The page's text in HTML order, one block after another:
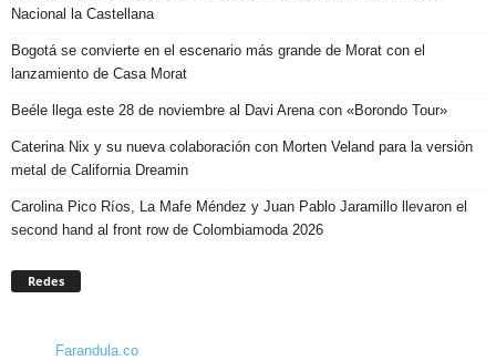
Nacional la Castellana
Bogotá se convierte en el escenario más grande de Morat con el
lanzamiento de Casa Morat
Beéle llega este 28 de noviembre al Davi Arena con «Borondo Tour»
Caterina Nix y su nueva colaboración con Morten Veland para la versión
metal de California Dreamin
Carolina Pico Ríos, La Mafe Méndez y Juan Pablo Jaramillo llevaron el
second hand al front row de Colombiamoda 2026
Redes
Farandula.co